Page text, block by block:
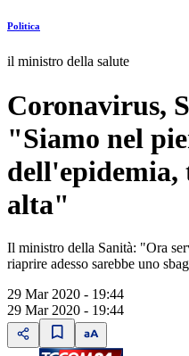
Politica
il ministro della salute
Coronavirus,
"Siamo nel
dell'epidemia,
alta"
Il ministro della Sanità: "Ora
riaprire adesso sarebbe uno
29 Mar 2020 - 19:44
29 Mar 2020 - 19:44